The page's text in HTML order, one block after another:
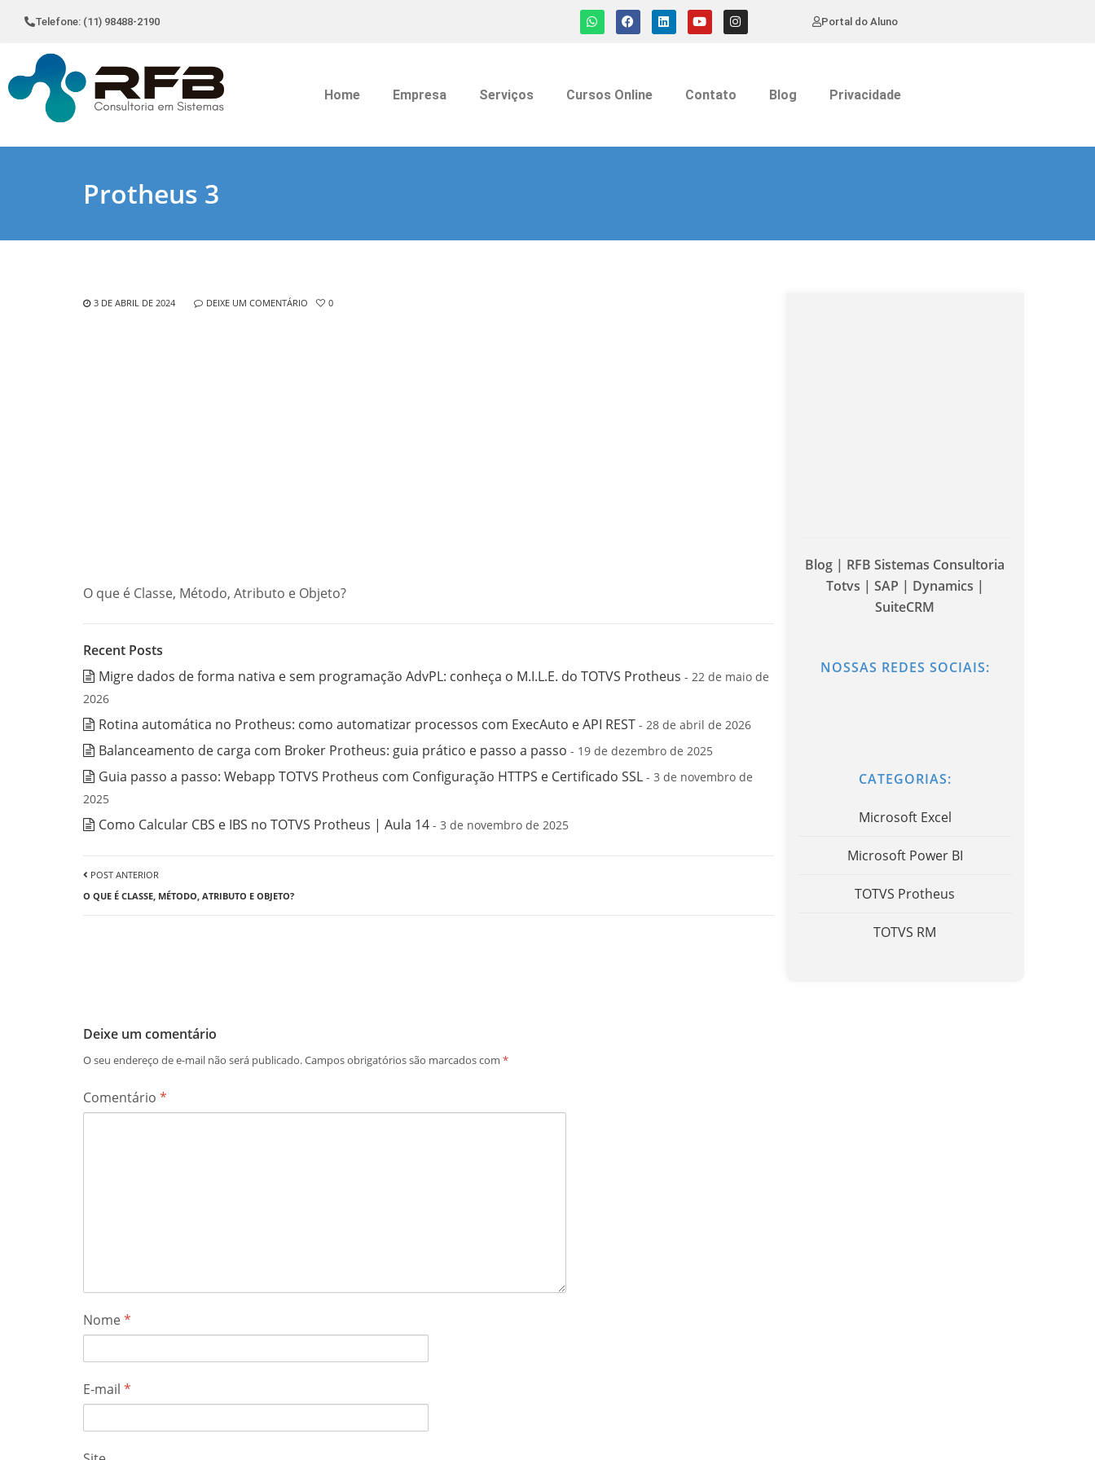
Telefone: (11) 98488-2190 Portal do Aluno
Home Empresa Serviços Cursos Online Contato Blog Privacidade
Protheus 3
3 DE ABRIL DE 2024 DEIXE UM COMENTÁRIO 0
O que é Classe, Método, Atributo e Objeto?
Recent Posts
Migre dados de forma nativa e sem programação AdvPL: conheça o M.I.L.E. do TOTVS Protheus - 22 de maio de
2026
Rotina automática no Protheus: como automatizar processos com ExecAuto e API REST - 28 de abril de 2026
Balanceamento de carga com Broker Protheus: guia prático e passo a passo - 19 de dezembro de 2025
Guia passo a passo: Webapp TOTVS Protheus com Configuração HTTPS e Certificado SSL - 3 de novembro de
2025
Como Calcular CBS e IBS no TOTVS Protheus | Aula 14 - 3 de novembro de 2025
POST ANTERIOR
O QUE É CLASSE, MÉTODO, ATRIBUTO E OBJETO?
Deixe um comentário
O seu endereço de e-mail não será publicado.Campos obrigatórios são marcados com *
Comentário *
Nome*
E-mail *
Blog | RFB Sistemas Consultoria
Totvs | SAP | Dynamics |
SuiteCRM
NOSSAS REDES SOCIAIS:
CATEGORIAS:
Microsoft Excel
Microsoft Power BI
TOTVS Protheus
TOTVS RM